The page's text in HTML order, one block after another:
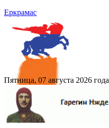
Еркрамас
Пятница, 07 августа 2026 года